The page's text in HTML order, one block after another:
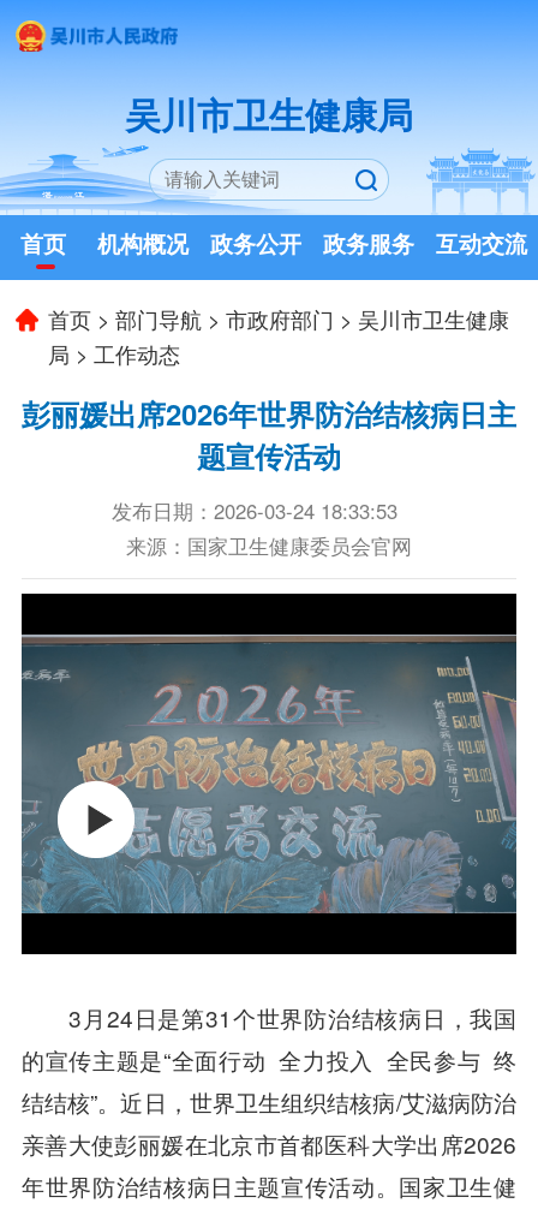
吴川市卫生健康局
首页 机构概况 政务公开 政务服务 互动交流
首页 >部门导航 >市政府部门 > 吴川市卫生健康
局 > 工作动态
彭丽媛出席2026年世界防治结核病日主
题宣传活动
发布日期：2026-03-24 18:33:53
来源：国家卫生健康委员会官网
3月24日是第31个世界防治结核病日，我国
的宣传主题是“全面行动 全力投入 全民参与 终
结结核”。近日，世界卫生组织结核病/艾滋病防治
亲善大使彭丽媛在北京市首都医科大学出席2026
年世界防治结核病日主题宣传活动。国家卫生健